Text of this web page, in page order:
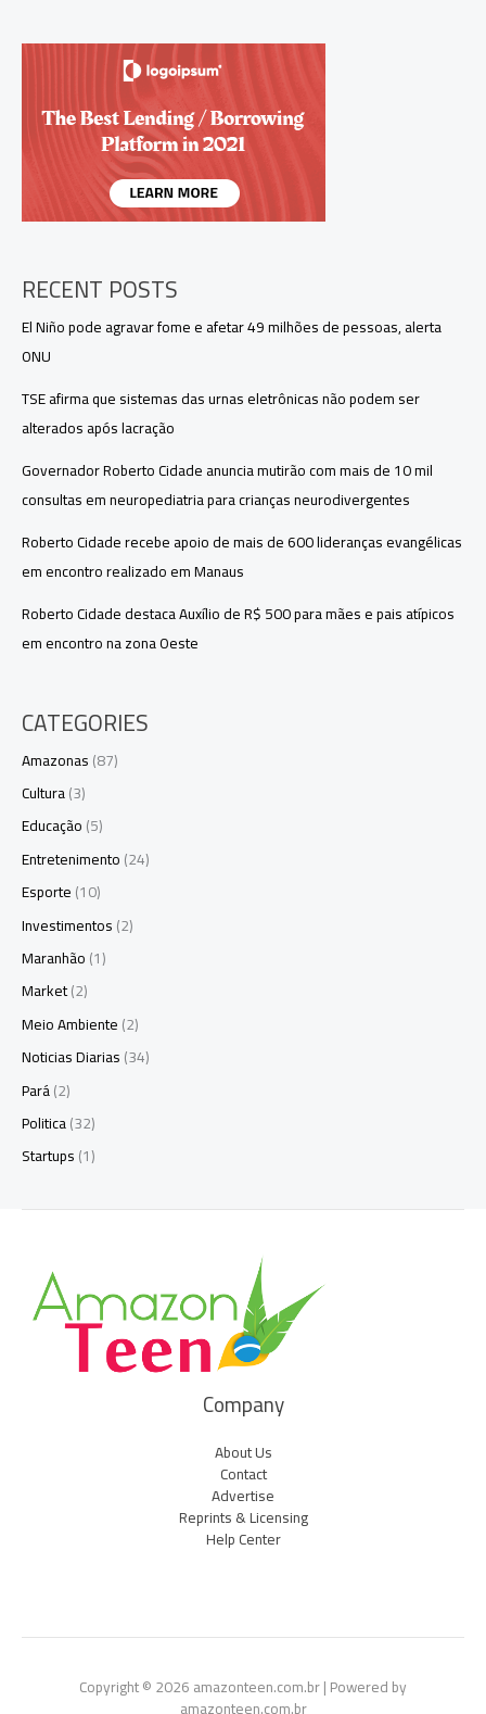
dos
Carreta
RECENT POSTS
El Niño pode agravar fome e afetar 49 milhões de pessoas, alerta
ONU
TSE afirma que sistemas das urnas eletrônicas não podem ser
alterados após lacração
Governador Roberto Cidade anuncia mutirão com mais de 10 mil
consultas em neuropediatria para crianças neurodivergentes
Roberto Cidade recebe apoio de mais de 600 lideranças evangélicas
em encontro realizado em Manaus
Roberto Cidade destaca Auxílio de R$ 500 para mães e pais atípicos
em encontro na zona Oeste
CATEGORIES
Amazonas(87)
Cultura(3)
Educação(5)
Entretenimento(24)
Esporte(10)
Investimentos(2)
Maranhão(1)
Market(2)
Meio Ambiente(2)
Noticias Diarias(34)
Pará(2)
Politica(32)
Startups(1)
Company
About Us
Contact
Advertise
Reprints & Licensing
Help Center
Copyright © 2026 amazonteen.com.br | Powered by
amazonteen.com.br